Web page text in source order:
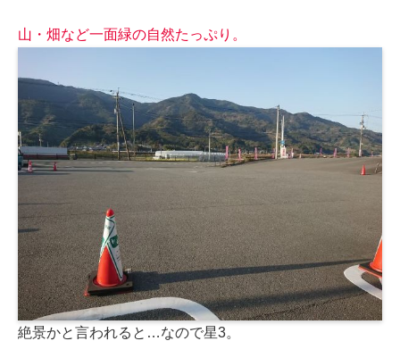
山・畑など一面緑の自然たっぷり。
絶景かと言われると…なので星3。